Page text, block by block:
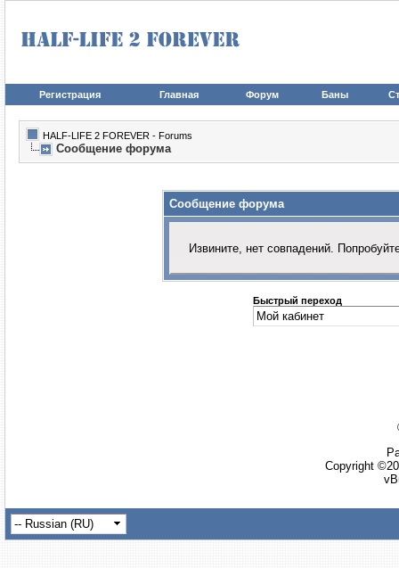
Регистрация Главная Форум Баны
HALF-LIFE 2 FOREVER - Forums
Сообщение форума
Сообщение форума
Извините, нет совпадений.
Быстрый переход
Copyright